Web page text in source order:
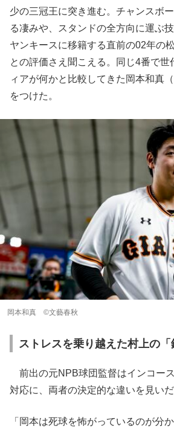
少の三冠王に突き進む。チャンスボ
る凄みや、スタンドの全方向に運ぶ
ヤンキースに移籍する直前の02年の
との評価さえ聞こえる。同じ4番で世
ィアが何かと比較してきた岡本和真
をつけた。
岡本和真 ©文藝春秋
ストレスを乗り越えた村上の「
前出の元NPB球団監督はインコー
対応に、両者の決定的な違いを見いだ
「岡本は死球を怖がっているのが分